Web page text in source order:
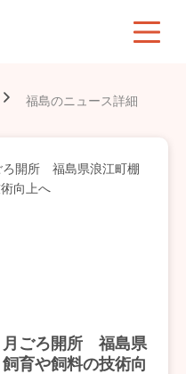
福島のニュース詳細
月ごろ開所 福島県
育や飼料の技術向